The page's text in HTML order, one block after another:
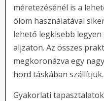
méretezésénél is a
ólom használatával
lehető legkisebb
aljzaton. Az összes
megkoronázva egy
hord táskában szállítjuk.
Gyakorlati